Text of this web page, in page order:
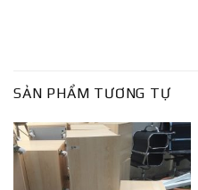
SẢN PHẨM TƯƠNG TỰ